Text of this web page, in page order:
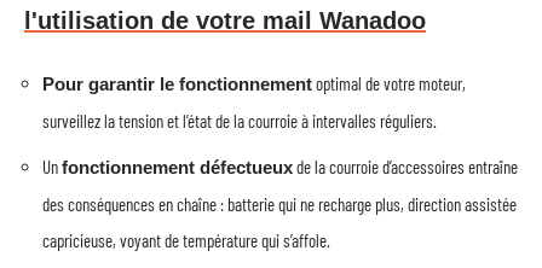
l'utilisation de votre mail Wanadoo
Pour garantir le fonctionnementoptimal de votre moteur,
surveillez la tension et l’état de la courroie à intervalles réguliers.
Unfonctionnement défectueuxde la courroie d’accessoires entraîne
des conséquences en chaîne : batterie qui ne recharge plus, direction assistée
capricieuse, voyant de température qui s’affole.